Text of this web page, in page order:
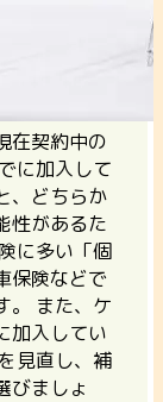
在契約中の
に加入して
、どちらか
性があるた
に多い「個
保険などで
。 また、ケ
加入してい
見直し、補
びましょ